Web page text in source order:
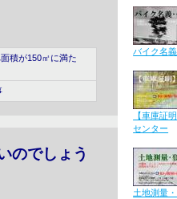
積が150㎡に満た
のでしょう
バイク名
【車庫証
センター
土地測量